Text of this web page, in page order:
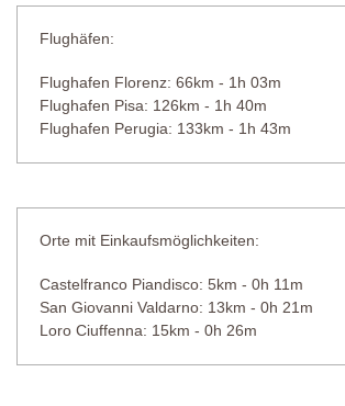
Flughäfen:
Flughafen Florenz: 66km - 1h 03m
Flughafen Pisa: 126km - 1h 40m
Flughafen Perugia: 133km - 1h 43m
Orte mit Einkaufsmöglichkeiten:
Castelfranco Piandisco: 5km - 0h 11m
San Giovanni Valdarno: 13km - 0h 21m
Loro Ciuffenna: 15km - 0h 26m